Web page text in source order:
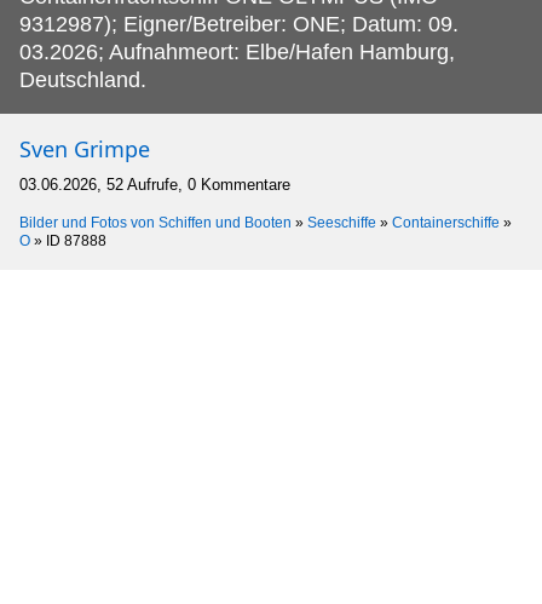
9312987); Eigner/Betreiber: ONE; Datum: 09.
03.2026; Aufnahmeort: Elbe/Hafen Hamburg,
Deutschland.
Sven Grimpe
03.06.2026, 52 Aufrufe, 0 Kommentare
Bilder und Fotos von Schiffen und Booten » Seeschiffe » Containerschiffe »
O » ID 87888